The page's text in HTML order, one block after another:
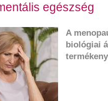
egészség
A
biológiai